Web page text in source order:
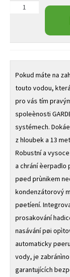
Ponorné
Pokud máte na
touto vodou,
pro vás tím
spoleènosti
systémech.
z hloubek a 13
Robustní a
a chrání èerpadlo
pøed prùnikem
kondenzátorový
pøetíení.
prosakování
nasávání pøi
automaticky
vody, je
garantujících